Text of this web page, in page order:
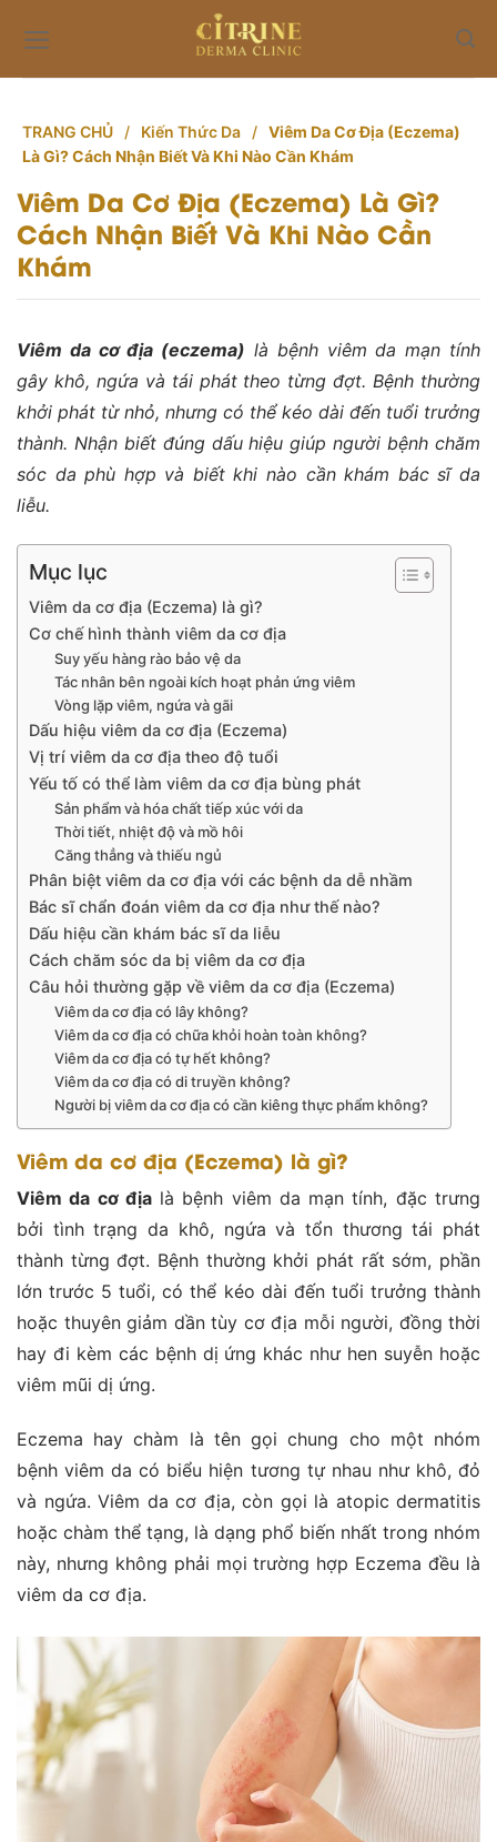
content
TRANG CHỦ / Kiến Thức Da / Viêm Da Cơ Địa (Eczema)
Là Gì? Cách Nhận Biết Và Khi Nào Cần Khám
Viêm Da Cơ Địa (Eczema) Là Gì?
Cách Nhận Biết Và Khi Nào Cần
Khám
Viêm da cơ địa (eczema) là bệnh viêm da mạn tính
gây khô, ngứa và tái phát theo từng đợt. Bệnh thường
khởi phát từ nhỏ, nhưng có thể kéo dài đến tuổi trưởng
thành. Nhận biết đúng dấu hiệu giúp người bệnh chăm
sóc da phù hợp và biết khi nào cần khám bác sĩ da
liễu.
Mục lục
Viêm da cơ địa (Eczema) là gì?
Cơ chế hình thành viêm da cơ địa
Suy yếu hàng rào bảo vệ da
Tác nhân bên ngoài kích hoạt phản ứng viêm
Vòng lặp viêm, ngứa và gãi
Dấu hiệu viêm da cơ địa (Eczema)
Vị trí viêm da cơ địa theo độ tuổi
Yếu tố có thể làm viêm da cơ địa bùng phát
Sản phẩm và hóa chất tiếp xúc với da
Thời tiết, nhiệt độ và mồ hôi
Căng thẳng và thiếu ngủ
Phân biệt viêm da cơ địa với các bệnh da dễ nhầm
Bác sĩ chẩn đoán viêm da cơ địa như thế nào?
Dấu hiệu cần khám bác sĩ da liễu
Cách chăm sóc da bị viêm da cơ địa
Câu hỏi thường gặp về viêm da cơ địa (Eczema)
Viêm da cơ địa có lây không?
Viêm da cơ địa có chữa khỏi hoàn toàn không?
Viêm da cơ địa có tự hết không?
Viêm da cơ địa có di truyền không?
Người bị viêm da cơ địa có cần kiêng thực phẩm không?
Viêm da cơ địa (Eczema) là gì?
Viêm da cơ địalà bệnh viêm da mạn tính, đặc trưng
bởi tình trạng da khô, ngứa và tổn thương tái phát
thành từng đợt. Bệnh thường khởi phát rất sớm, phần
lớn trước 5 tuổi, có thể kéo dài đến tuổi trưởng thành
hoặc thuyên giảm dần tùy cơ địa mỗi người, đồng thời
hay đi kèm các bệnh dị ứng khác như hen suyễn hoặc
viêm mũi dị ứng.
Eczema hay chàm là tên gọi chung cho một nhóm
bệnh viêm da có biểu hiện tương tự nhau như khô, đỏ
và ngứa. Viêm da cơ địa, còn gọi là atopic dermatitis
hoặc chàm thể tạng, là dạng phổ biến nhất trong nhóm
này, nhưng không phải mọi trường hợp Eczema đều là
viêm da cơ địa.